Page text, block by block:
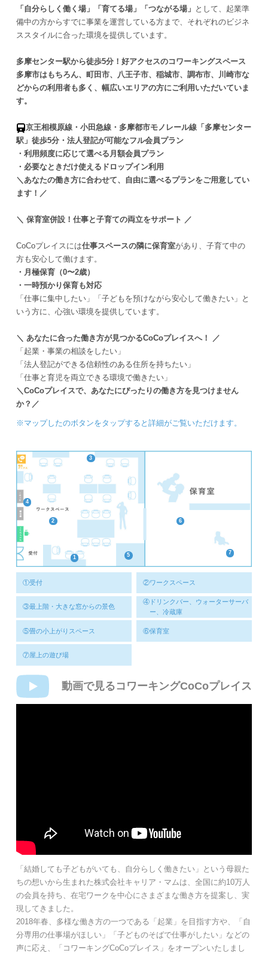
「自分らしく働く場」「育てる場」「つながる場」 として、起業準
備中の方からすでに事業を運営している方まで、それぞれのビジネ
ススタイルに合った環境を提供しています。
多摩センター駅から徒歩5分！好アクセスのコワーキングスペース
多摩市はもちろん、町田市、八王子市、稲城市、調布市、川崎市な
どからの利用者も多く、幅広いエリアの方にご利用いただいていま
す。
京王相模原線・小田急線・多摩都市モノレール線「多摩センター
駅」徒歩5分・法人登記が可能なフル会員プラン
・利用頻度に応じて選べる月額会員プラン
・必要なときだけ使えるドロップイン利用
＼あなたの働き方に合わせて、自由に選べるプランをご用意してい
ます！／
＼ 保育室併設！仕事と子育ての両立をサポート ／
CoCoプレイスには仕事スペースの隣に保育室があり、子育て中の
方も安心して働けます。
・月極保育（0〜2歳）
・一時預かり保育も対応
「仕事に集中したい」「子どもを預けながら安心して働きたい」と
いう方に、心強い環境を提供しています。
＼ あなたに合った働き方が見つかるCoCoプレイスへ！ ／
「起業・事業の相談をしたい」
「法人登記ができる信頼性のある住所を持ちたい」
「仕事と育児を両立できる環境で働きたい」
＼CoCoプレイスで、あなたにぴったりの働き方を見つけません
か？／
※マップしたのボタンをタップすると詳細がご覧いただけます。
1
2
3
4
5
6
7
①受付 ②ワークスペース
③最上階・大きな窓からの景色
④ドリンクバー、ウォーターサーバ
ー、冷蔵庫
⑤畳の小上がりスペース ⑥保育室
⑦屋上の遊び場
動画で見るコワーキングCoCoプレイス
「結婚しても子どもがいても、自分らしく働きたい」という母親た
ちの想いから生まれた株式会社キャリア・マムは、全国に約10万人
の会員を持ち、在宅ワークを中心にさまざまな働き方を提案し、実
現してきました。
2018年春、多様な働き方の一つである「起業」を目指す方や、「自
分専用の仕事場がほしい」「子どものそばで仕事がしたい」などの
声に応え、「コワーキングCoCoプレイス」をオープンいたしまし